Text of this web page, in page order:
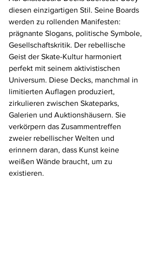
diesen einzigartigen Stil. Seine Boards
werden zu rollenden Manifesten:
prägnante Slogans, politische Symbole,
Gesellschaftskritik. Der rebellische
Geist der Skate-Kultur harmoniert
perfekt mit seinem aktivistischen
Universum. Diese Decks, manchmal in
limitierten Auflagen produziert,
zirkulieren zwischen Skateparks,
Galerien und Auktionshäusern. Sie
verkörpern das Zusammentreffen
zweier rebellischer Welten und
erinnern daran, dass Kunst keine
weißen Wände braucht, um zu
existieren.